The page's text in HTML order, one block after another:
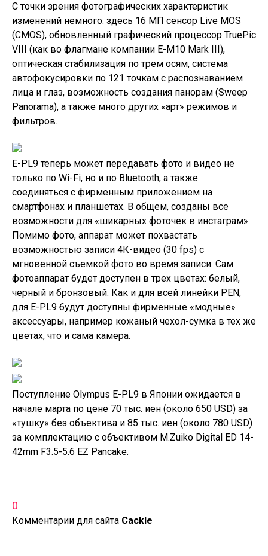
С точки зрения фотографических характеристик
изменений немного: здесь 16 МП сенсор Live MOS
(CMOS), обновленный графический процессор TruePic
VIII (как во флагмане компании Е-M10 Mark III),
оптическая стабилизация по трем осям, система
автофокусировки по 121 точкам с распознаванием
лица и глаз, возможность создания панорам (Sweep
Panorama), а также много других «арт» режимов и
фильтров.
E-PL9 теперь может передавать фото и видео не
только по Wi-Fi, но и по Bluetooth, а также
соединяться с фирменным приложением на
смартфонах и планшетах. В общем, созданы все
возможности для «шикарных фоточек в инстаграм».
Помимо фото, аппарат может похвастать
возможностью записи 4К-видео (30 fps) с
мгновенной съемкой фото во время записи. Сам
фотоаппарат будет доступен в трех цветах: белый,
черный и бронзовый. Как и для всей линейки PEN,
для E-PL9 будут доступны фирменные «модные»
аксессуары, например кожаный чехол-сумка в тех же
цветах, что и сама камера.
Поступление Olympus E-PL9 в Японии ожидается в
начале марта по цене 70 тыс. иен (около 650 USD) за
«тушку» без объектива и 85 тыс. иен (около 780 USD)
за комплектацию с объективом M.Zuiko Digital ED 14-
42mm F3.5-5.6 EZ Pancake.
0
Комментарии для сайта Cackle